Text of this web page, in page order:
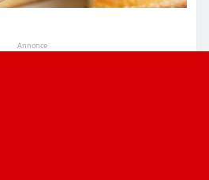
Annonce